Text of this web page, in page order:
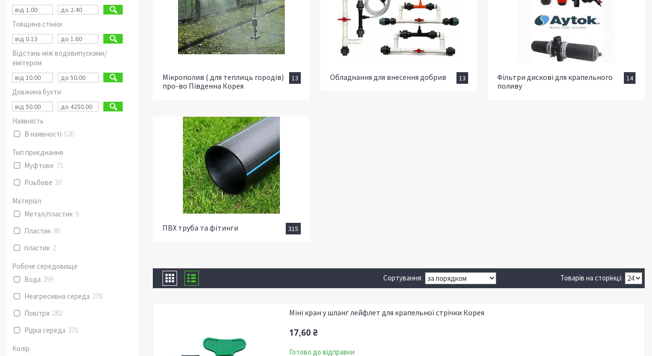
Мікрополив ( для теплиць городів)
про-во Південна Корея
13 Обладнання для внесення добрив 13
Фільтри дискові для крапельного
поливу
14
ПВХ труба та фітинги 315
Міні кран у шланг лейфлет для крапельної стрічки Корея
17,60 ₴
Готово до відправки
Товщина стінки
Відстань між водовипусками/
емітером
Довжина бухти
Наявність
В наявності 520
Тип приєднання
Муфтове 73
Різьбове 30
Матеріал
Метал/пластик 9
Пластик 86
пластик 2
Робоче середовище
Вода 299
Неагресивна середа 278
Повітря 282
Рідка середа 270
Колір